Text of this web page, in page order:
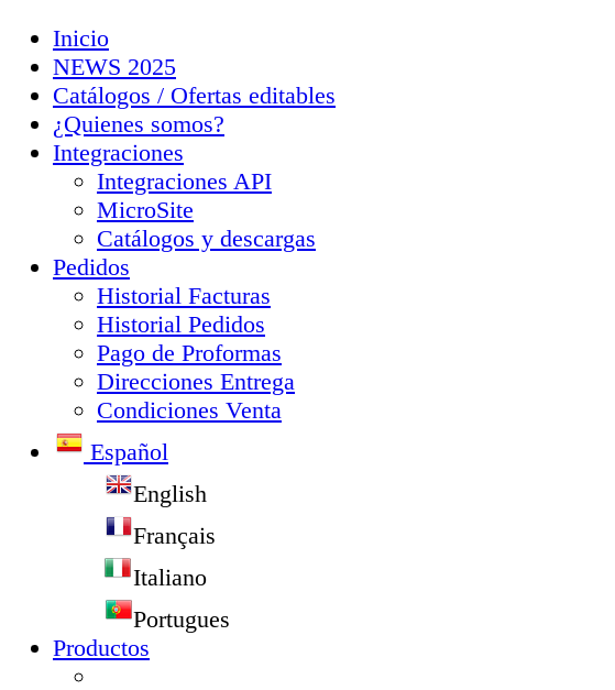
Inicio
NEWS 2025
Catálogos / Ofertas editables
¿Quienes somos?
Integraciones
Integraciones API
MicroSite
Catálogos y descargas
Pedidos
Historial Facturas
Historial Pedidos
Pago de Proformas
Direcciones Entrega
Condiciones Venta
Español
English
Français
Italiano
Portugues
Productos